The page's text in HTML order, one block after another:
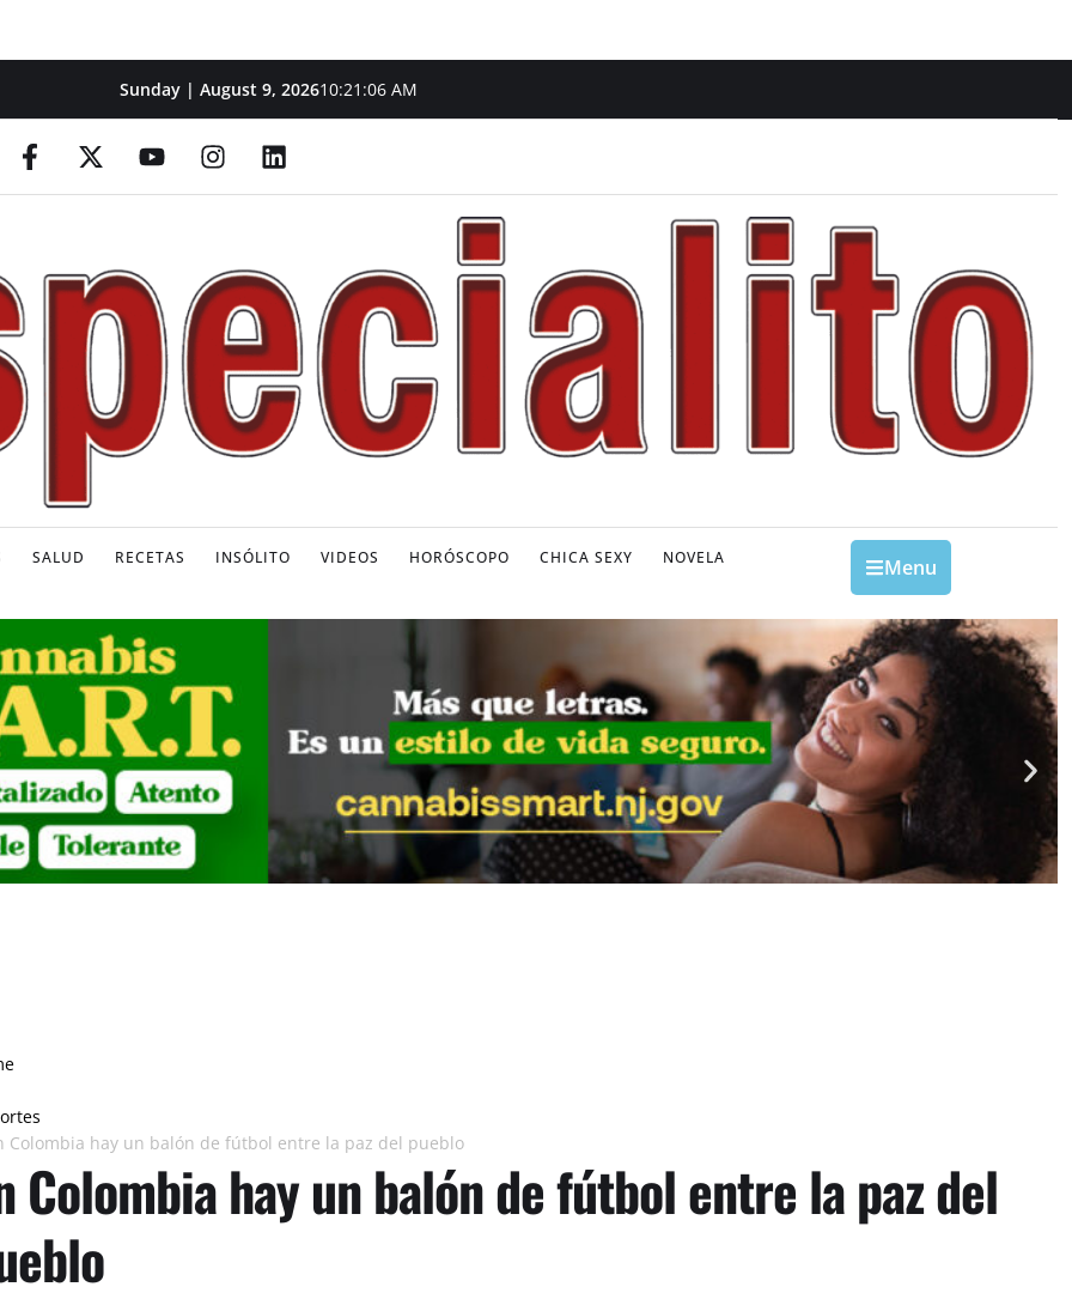
Sunday | August 9, 202610:21:07 AM
SALUD RECETAS INSÓLITO VIDEOS HORÓSCOPO CHICA SEXY NOVELA Menu
Colombia hay un balón de fútbol entre la paz del pueblo
Colombia hay un balón de fútbol entre la paz del